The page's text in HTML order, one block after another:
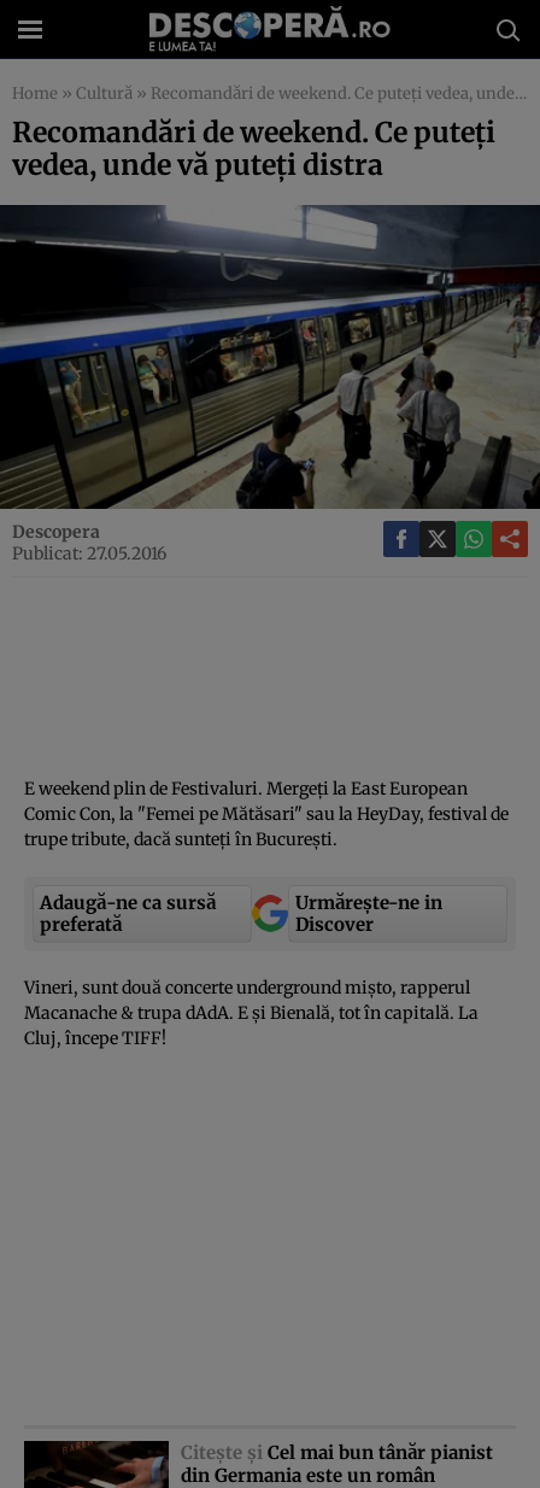
Home » Cultură » Recomandări de weekend. Ce puteţi vedea, unde vă puteţi distra
Recomandări de weekend. Ce puteţi
vedea, unde vă puteţi distra
Descopera
Publicat: 27.05.2016
E weekend plin de Festivaluri. Mergeţi la East European
Comic Con, la "Femei pe Mătăsari" sau la HeyDay, festival de
trupe tribute, dacă sunteţi în Bucureşti.
Adaugă-ne ca sursă
preferată
Urmărește-ne in
Discover
Vineri, sunt două concerte underground mişto, rapperul
Macanache & trupa dAdA. E şi Bienală, tot în capitală. La
Cluj, începe TIFF!
Citeşte şi Cel mai bun tânăr pianist
din Germania este un român